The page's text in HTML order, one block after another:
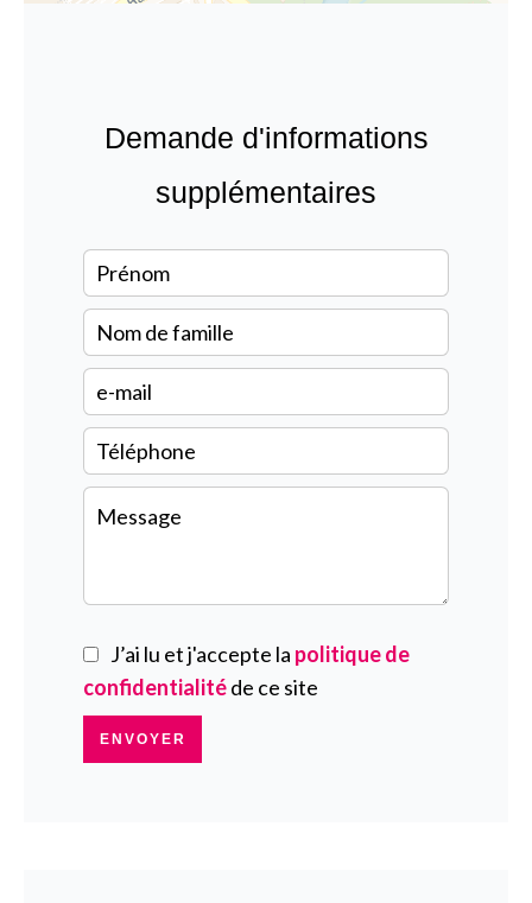
Demande d'informations
supplémentaires
J’ai lu et j'accepte la politique de
confidentialitéde ce site
ENVOYER